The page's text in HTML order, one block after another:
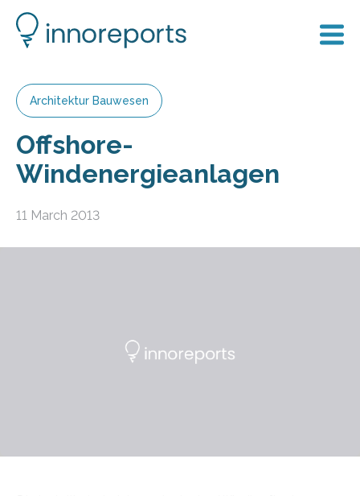
Architektur Bauwesen
Offshore-
Windenergieanlagen
11 March 2013